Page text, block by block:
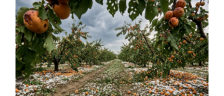
Cosa mangeremo domani? Intervista
a Teresa Gasperi